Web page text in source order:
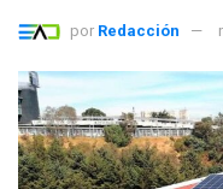
por Redacción